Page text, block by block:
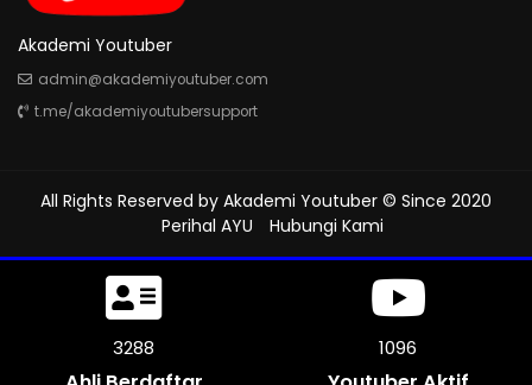
Akademi Youtuber
admin@akademiyoutuber.com
t.me/akademiyoutubersupport
All Rights Reserved by Akademi Youtuber © Since 2020
Perihal AYU
Hubungi Kami
3669 1222